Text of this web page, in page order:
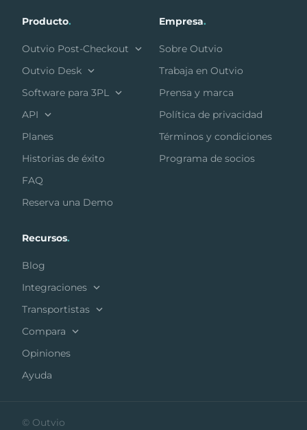
Producto.
Outvio Post-Checkout
Outvio Desk
Software para 3PL
API
Planes
Historias de éxito
FAQ
Reserva una Demo
Empresa.
Sobre Outvio
Trabaja en Outvio
Prensa y marca
Política de privacidad
Términos y condiciones
Programa de socios
Recursos.
Blog
Integraciones
Transportistas
Compara
Opiniones
Ayuda
© Outvio